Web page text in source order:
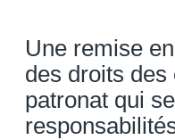
Une remise
des droits des
patronat qui